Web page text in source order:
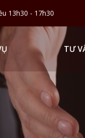
13h30 - 17h30
TƯ